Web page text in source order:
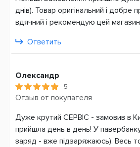
Power Delivery 2.0
Qualcomm Quick Charge 3.0
Micro-USB
Возможность зарядки ноутбука
Нет
425 г
Тип аккумулятора
днів). Товар оригінальний і
вдячний і рекомендую цей
Ответить
Олександр
5
Отзыв от покупателя
Дуже крутий СЕРВІС - замовив в
прийшла день в день! У
заряд - вже підзаряжаюсь). Весь